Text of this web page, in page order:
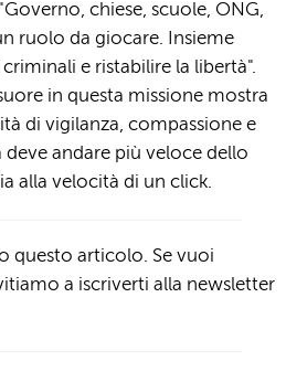
chiese, scuole, ONG,
ruolo da giocare. Insieme
e ristabilire la libertà".
in questa missione mostra
di vigilanza, compassione e
andare più veloce dello
alla velocità di un click.
questo articolo. Se vuoi
a iscriverti alla newsletter